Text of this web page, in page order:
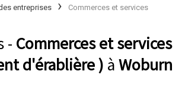
entreprises Commerces et services
- Commerces et services
d'érablière ) àWoburn